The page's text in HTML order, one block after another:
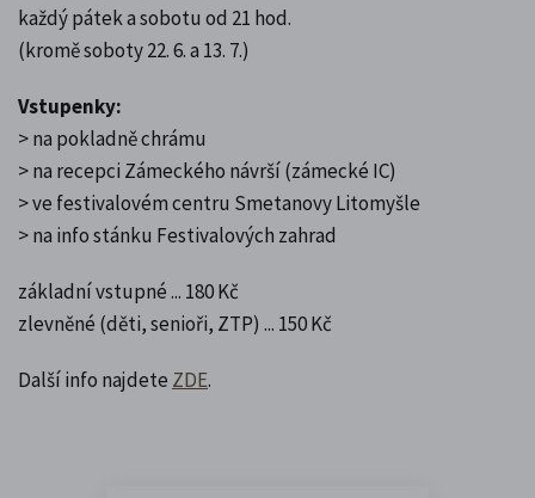
každý pátek a sobotu od 21 hod.
(kromě soboty 22. 6. a 13. 7.)
Vstupenky:
> na pokladně chrámu
> na recepci Zámeckého návrší (zámecké IC)
> ve festivalovém centru Smetanovy Litomyšle
> na info stánku Festivalových zahrad
základní vstupné ... 180 Kč
zlevněné (děti, senioři, ZTP) ... 150 Kč
Další info najdete ZDE.